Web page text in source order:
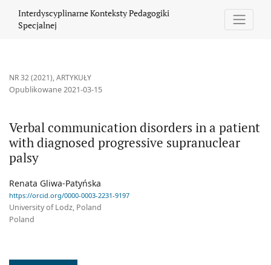
Interdyscyplinarne Konteksty Pedagogiki
Specjalnej
NR 32 (2021),ARTYKUŁY
Verbal communication disorders in a patient
with diagnosed progressive supranuclear
palsy
Opublikowane 2021-03-15
Renata Gliwa-Patyńska
https://orcid.org/0000-0003-2231-9197
University of Lodz, Poland
Poland